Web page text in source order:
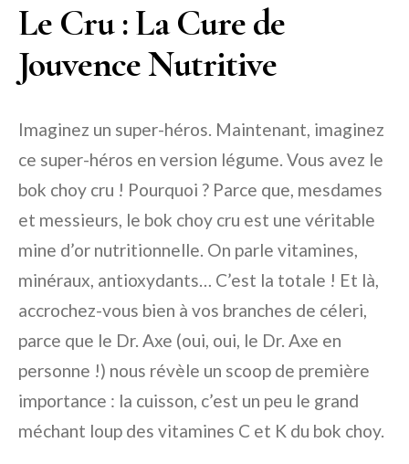
Le Cru : La Cure de
Jouvence Nutritive
Imaginez un super-héros. Maintenant, imaginez
ce super-héros en version légume. Vous avez le
bok choy cru ! Pourquoi ? Parce que, mesdames
et messieurs, le bok choy cru est une véritable
mine d’or nutritionnelle. On parle vitamines,
minéraux, antioxydants… C’est la totale ! Et là,
accrochez-vous bien à vos branches de céleri,
parce que le Dr. Axe (oui, oui, le Dr. Axe en
personne !) nous révèle un scoop de première
importance : la cuisson, c’est un peu le grand
méchant loup des vitamines C et K du bok choy.